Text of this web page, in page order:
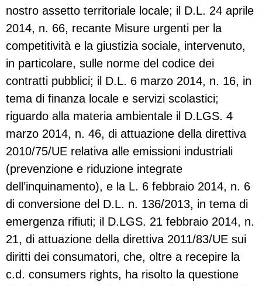
nostro assetto territoriale locale; il D.L. 24 aprile
2014, n. 66, recante Misure urgenti per la
competitività e la giustizia sociale, intervenuto,
in particolare, sulle norme del codice dei
contratti pubblici; il D.L. 6 marzo 2014, n. 16, in
tema di finanza locale e servizi scolastici;
riguardo alla materia ambientale il D.LGS. 4
marzo 2014, n. 46, di attuazione della direttiva
2010/75/UE relativa alle emissioni industriali
(prevenzione e riduzione integrate
dell’inquinamento), e la L. 6 febbraio 2014, n. 6
di conversione del D.L. n. 136/2013, in tema di
emergenza rifiuti; il D.LGS. 21 febbraio 2014, n.
21, di attuazione della direttiva 2011/83/UE sui
diritti dei consumatori, che, oltre a recepire la
c.d. consumers rights, ha risolto la questione